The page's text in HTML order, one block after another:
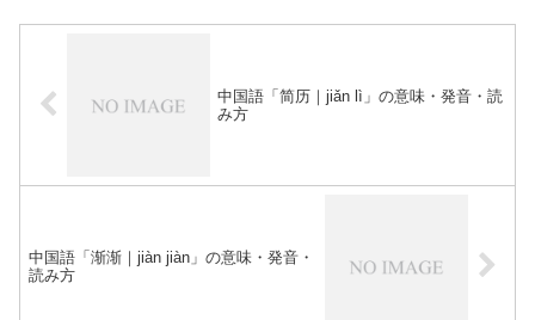
中国語「简历｜jiǎn lì」の意味・発音・読
み方
中国語「渐渐｜jiàn jiàn」の意味・発音・
読み方